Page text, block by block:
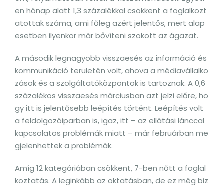
en hónap alatt 1,3 százalékkal csökkent a foglalkozt
atottak száma, ami főleg azért jelentős, mert alap
esetben ilyenkor már bővíteni szokott az ágazat.
A második legnagyobb visszaesés az információ és
kommunikáció területén volt, ahova a médiavállalko
zások és a szolgáltatóközpontok is tartoznak. A 0,6
százalékos visszaesés márciusban azt jelzi előre, ho
gy itt is jelentősebb leépítés történt. Leépítés volt
a feldolgozóiparban is, igaz, itt – az ellátási lánccal
kapcsolatos problémák miatt – már februárban me
gjelenhettek a problémák.
Amíg 12 kategóriában csökkent, 7-ben nőtt a foglal
koztatás. A leginkább az oktatásban, de ez még biz